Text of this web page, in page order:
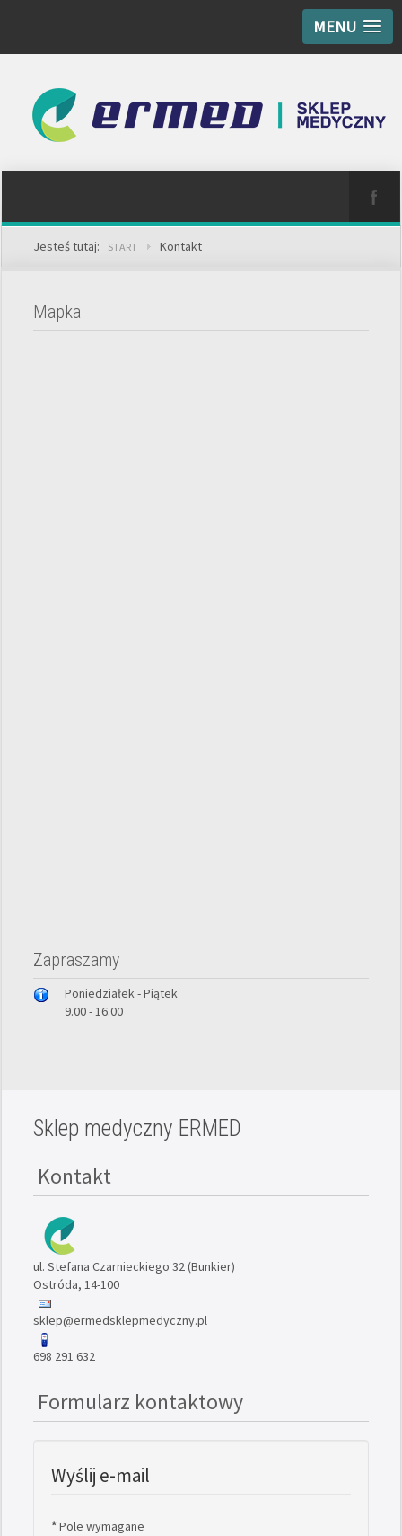
MENU
Jesteś tutaj: START Kontakt
Mapka
Zapraszamy
Poniedziałek - Piątek
9.00 - 16.00
Sklep medyczny ERMED
Kontakt
ul. Stefana Czarnieckiego 32 (Bunkier)
Ostróda, 14-100
sklep@ermedsklepmedyczny.pl
698 291 632
Formularz kontaktowy
Wyślij e-mail
*Pole wymagane